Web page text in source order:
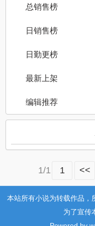
总销售榜
日销售榜
日勤更榜
最新上架
编辑推荐
1/1 1 <<
本站所有小说为转载作品，
为了宣传